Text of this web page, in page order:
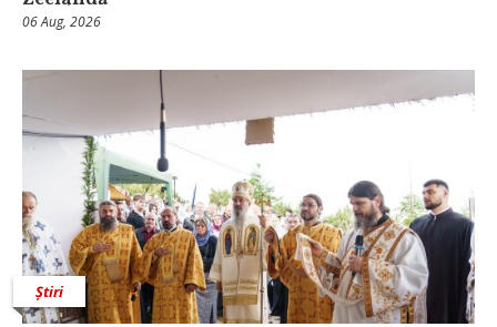
06 Aug, 2026
Știri